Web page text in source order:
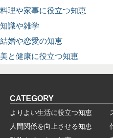
料理や家事に役立つ知恵
知識や雑学
結婚や恋愛の知恵
美と健康に役立つ知恵
CATEGORY
よりよい生活に役立つ知恵
人間関係を向上させる知恵